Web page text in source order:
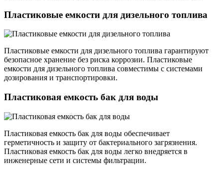
Пластиковые емкости для дизельного топлива
Пластиковые емкости для дизельного топлива гарантируют
безопасное хранение без риска коррозии. Пластиковые
емкости для дизельного топлива совместимы с системами
дозирования и транспортировки.
Пластиковая емкость бак для воды
Пластиковая емкость бак для воды обеспечивает
герметичность и защиту от бактериального загрязнения.
Пластиковая емкость бак для воды легко внедряется в
инженерные сети и системы фильтрации.